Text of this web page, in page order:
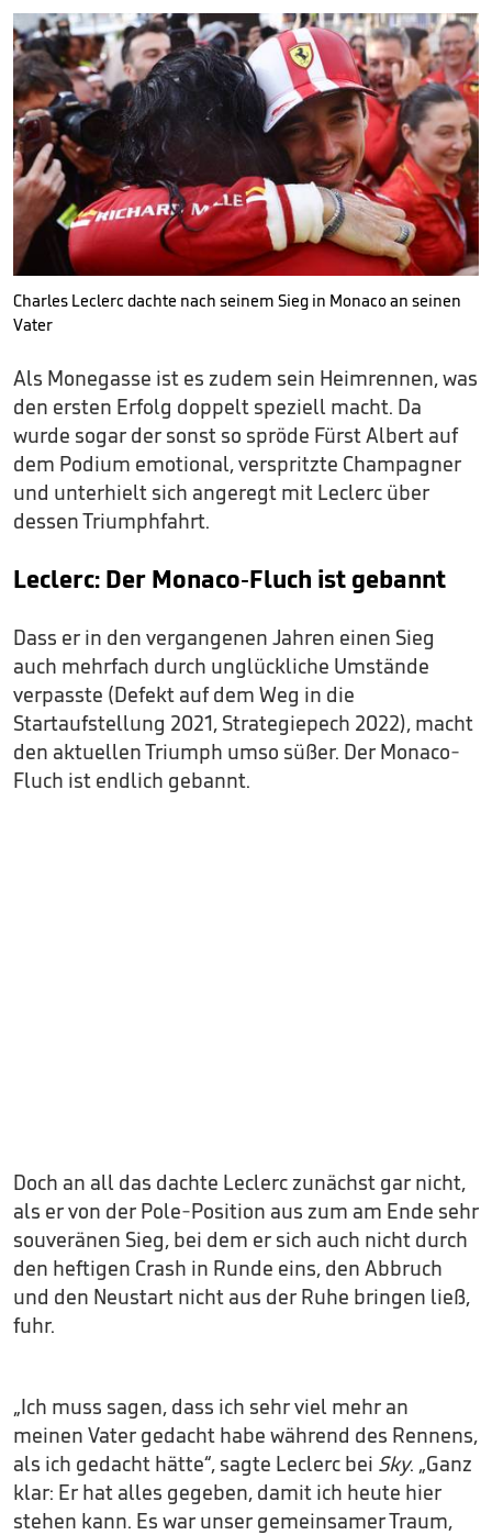
Charles Leclerc dachte nach seinem Sieg in Monaco an seinen
Vater
Als Monegasse ist es zudem sein Heimrennen, was
den ersten Erfolg doppelt speziell macht. Da
wurde sogar der sonst so spröde Fürst Albert auf
dem Podium emotional, verspritzte Champagner
und unterhielt sich angeregt mit Leclerc über
dessen Triumphfahrt.
Leclerc: Der Monaco-Fluch ist gebannt
Dass er in den vergangenen Jahren einen Sieg
auch mehrfach durch unglückliche Umstände
verpasste (Defekt auf dem Weg in die
Startaufstellung 2021, Strategiepech 2022), macht
den aktuellen Triumph umso süßer. Der Monaco-
Fluch ist endlich gebannt.
Doch an all das dachte Leclerc zunächst gar nicht,
als er von der Pole-Position aus zum am Ende sehr
souveränen Sieg, bei dem er sich auch nicht durch
den heftigen Crash in Runde eins, den Abbruch
und den Neustart nicht aus der Ruhe bringen ließ,
fuhr.
„Ich muss sagen, dass ich sehr viel mehr an
meinen Vater gedacht habe während des Rennens,
als ich gedacht hätte“, sagte Leclerc bei Sky. „Ganz
klar: Er hat alles gegeben, damit ich heute hier
stehen kann. Es war unser gemeinsamer Traum,